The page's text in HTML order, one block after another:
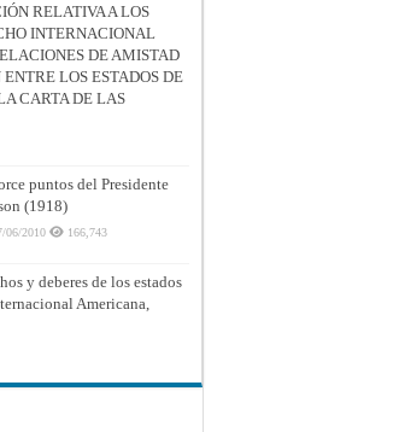
RELATIVA A LOS
INTERNACIONAL
DE AMISTAD
LOS ESTADOS DE
CARTA DE LAS
puntos del Presidente
(1918)
06/2010 166,743
y deberes de los estados
Americana,